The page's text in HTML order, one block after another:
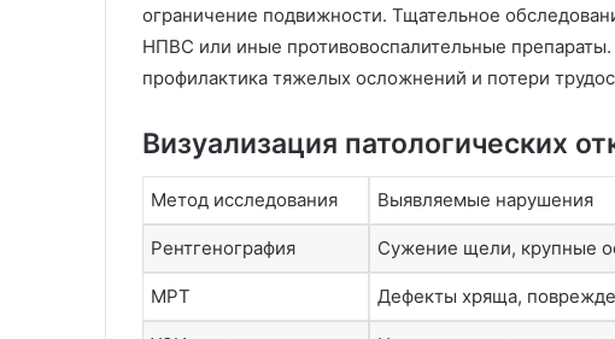
ограничение подвижности. Тщательное
НПВС или иные противовоспалительные
профилактика тяжелых осложнений и потери
Визуализация патологических
Метод исследования Выявляемые нарушения
Рентгенография Сужение щели, крупные
МРТ Дефекты хряща,